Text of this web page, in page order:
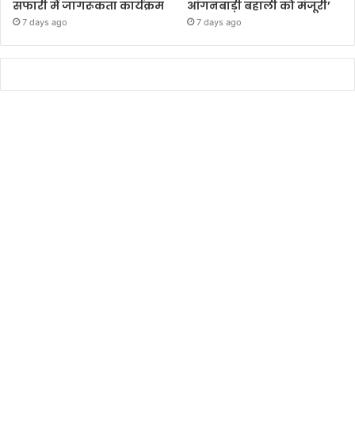
सफारी में जागरूकता कार्यक्रम
7 days ago
आंगनबाड़ी बहाली को मंजूरी’
7 days ago